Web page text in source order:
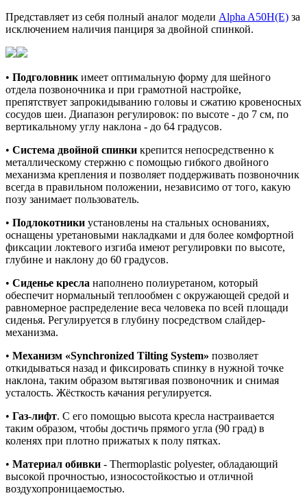
Представляет из себя полный аналог модели Alpha A50H(E) за
исключением наличия панциря за двойной спинкой.
• Подголовник имеет оптимальную форму для шейного
отдела позвоночника и при грамотной настройке,
препятствует запрокидыванию головы и сжатию кровеносных
сосудов шеи. Диапазон регулировок: по высоте - до 7 см, по
вертикальному углу наклона - до 64 градусов.
• Система двойной спинки крепится непосредственно к
металлическому стержню с помощью гибкого двойного
механизма крепления и позволяет поддерживать позвоночник
всегда в правильном положении, независимо от того, какую
позу занимает пользователь.
• Подлокотники установлены на стальных основаниях,
оснащены уретановыми накладками и для более комфортной
фиксации локтевого изгиба имеют регулировки по высоте,
глубине и наклону до 60 градусов.
• Сиденье кресла наполнено полиуретаном, который
обеспечит нормальный теплообмен с окружающей средой и
равномерное распределение веса человека по всей площади
сиденья. Регулируется в глубину посредством слайдер-
механизма.
• Механизм «Synchronized Tilting System» позволяет
откидываться назад и фиксировать спинку в нужной точке
наклона, таким образом вытягивая позвоночник и снимая
усталость. Жёсткость качания регулируется.
• Газ-лифт. С его помощью высота кресла настраивается
таким образом, чтобы достичь прямого угла (90 град) в
коленях при плотно прижатых к полу пятках.
• Материал обивки - Thermoplastic polyester, обладающий
высокой прочностью, износостойкостью и отличной
воздухопроницаемостью.